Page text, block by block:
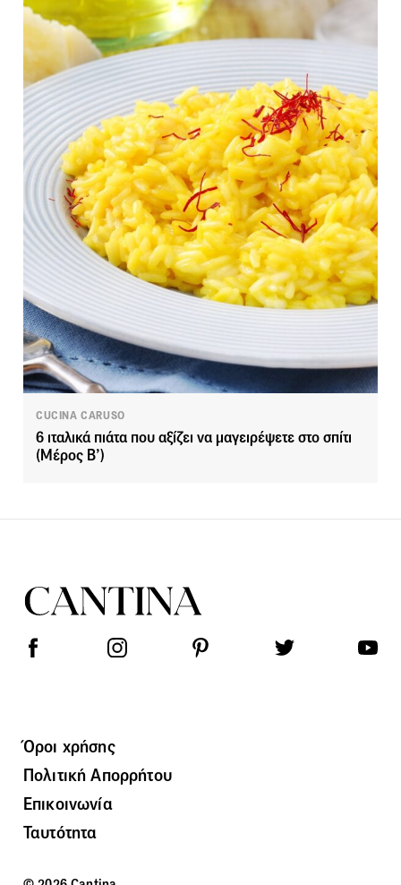
CUCINA CARUSO
6 ιταλικά πιάτα που αξίζει να μαγειρέψετε στο σπίτι
(Μέρος Β’)
Όροι χρήσης
Πολιτική Απορρήτου
Επικοινωνία
Ταυτότητα